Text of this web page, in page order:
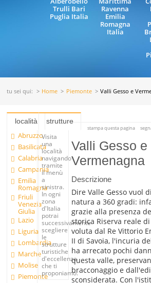
Trulli Bari
Puglia Italia
Ravenna
Emilia
Romagna
Italia
tu sei qui: Home Piemonte Valli Gesso e
località
Abruzzo
Basilicata
Calabria
Campania
Emilia
Romagna
Friuli
Venezia
Giulia
Lazio
Liguria
Lombardia
Marche
Molise
Piemonte
strutture
Visita
una
località
navigando
tramite
il menù
a
sinistra.
In ogni
zona
d'Italia
potrai
successivamente
scegliere
le
strutture
turistiche
d'eccellenza
che ti
proponiamo.
stampa questa pagina
Valli Gesso e
Vermenagna
Descrizione
Dire Valle Gesso vuol
natura a 360 gradi:
grazie alla presenza
storica Riserva reale di
voluta dal Re Vittorio
II di Savoia, l'incuria
ha arrecato pochi
questa valle,
bracconaggio e
sconsiderata. Con